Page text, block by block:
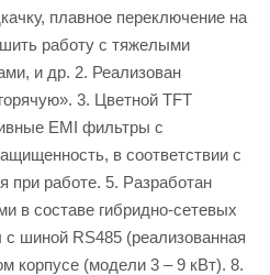
плавное переключение на
работу с тяжелыми
и др. 2. Реализован
3. Цветной TFT
EMI фильтры с
в соответствии с
при работе. 5. Разработан
в составе гибридно-сетевых
шиной RS485 (реализованная
корпусе (модели 3 – 9 кВт). 8.